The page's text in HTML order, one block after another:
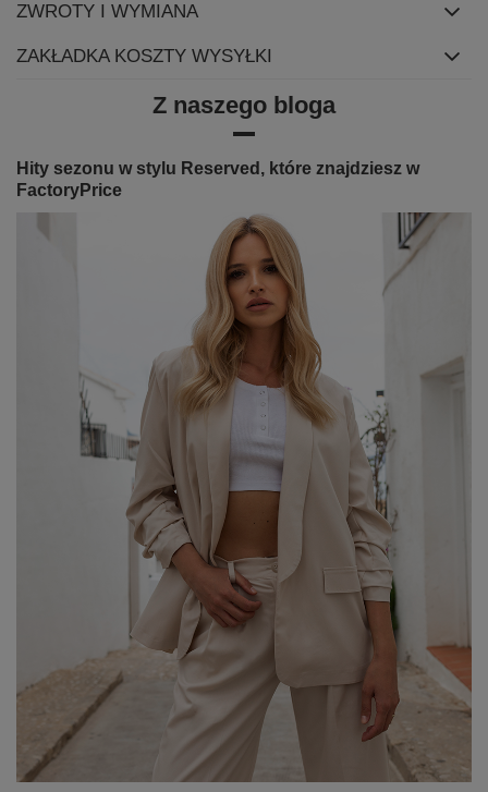
ZWROTY I WYMIANA
ZAKŁADKA KOSZTY WYSYŁKI
Z naszego bloga
Hity sezonu w stylu Reserved, które znajdziesz w
FactoryPrice